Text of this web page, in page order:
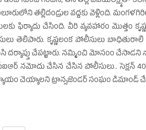
తల్లిదండ్రుల వద్దకు వెళ్లింది.
ఫిర్యాదు చేసింది. వీరి వ్యవహారం మొత్తం
తెలిపారు. కృష్ణలంక పోలీసులు బాధితురాలి
దర్యాప్తు చేపట్టారు. నమ్మించి మోసంం
నమోదు చేసిన చేసిన పోలీసులు.. సెక్షన్‌
చెయ్యాలని ట్రాన్సజెండర్‌ సంఘం డిమాండ్‌